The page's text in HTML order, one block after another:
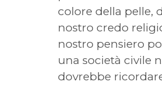
colore della pelle,
nostro credo
nostro pensiero
una società civile
dovrebbe